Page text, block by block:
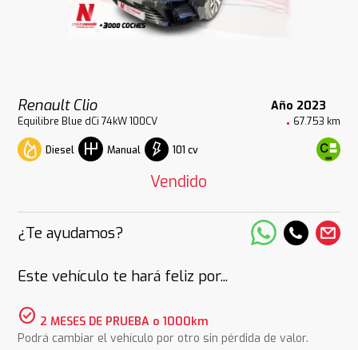
Renault Clio Año 2023
Equilibre Blue dCi 74kW 100CV 67.753 km
Diesel Manual 101 cv
Vendido
¿Te ayudamos?
Este vehículo te hará feliz por...
check_circle 2 MESES DE PRUEBA o 1000km
Podrá cambiar el vehículo por otro sin pérdida de valor.